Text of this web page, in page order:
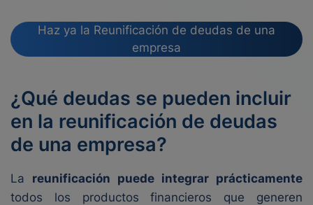
Haz ya la Reunificación de deudas de una
empresa
¿Qué deudas se pueden incluir
en la reunificación de deudas
de una empresa?
La reunificación puede integrar prácticamente
todos los productos financieros que generen